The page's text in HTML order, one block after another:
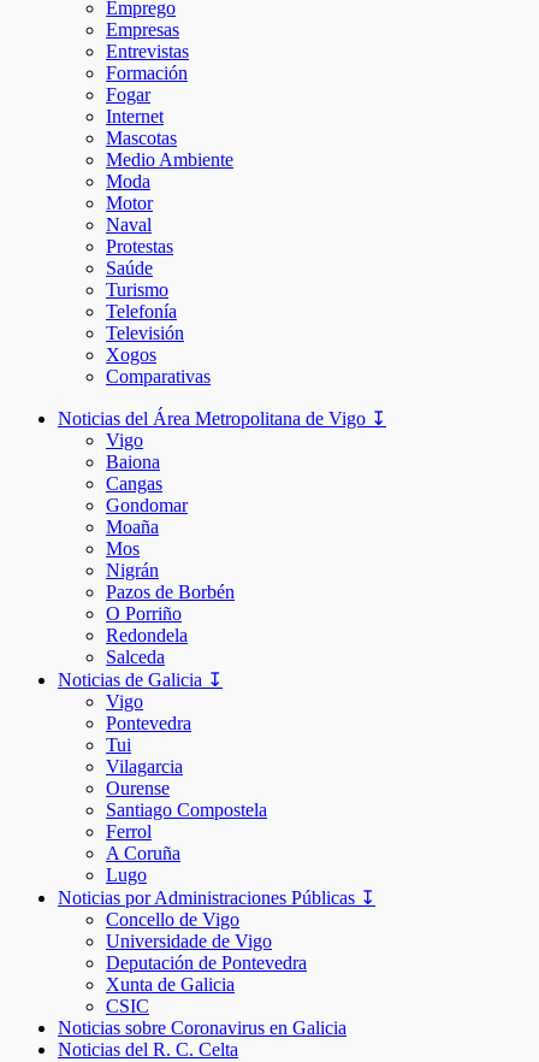
Emprego
Empresas
Entrevistas
Formación
Fogar
Internet
Mascotas
Medio Ambiente
Moda
Motor
Naval
Protestas
Saúde
Turismo
Telefonía
Televisión
Xogos
Comparativas
Noticias del Área Metropolitana de Vigo ↧
Vigo
Baiona
Cangas
Gondomar
Moaña
Mos
Nigrán
Pazos de Borbén
O Porriño
Redondela
Salceda
Noticias de Galicia ↧
Vigo
Pontevedra
Tui
Vilagarcia
Ourense
Santiago Compostela
Ferrol
A Coruña
Lugo
Noticias por Administraciones Públicas ↧
Concello de Vigo
Universidade de Vigo
Deputación de Pontevedra
Xunta de Galicia
CSIC
Noticias sobre Coronavirus en Galicia
Noticias del R. C. Celta